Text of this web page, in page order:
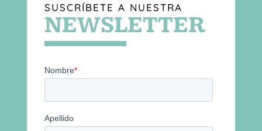
SUSCRÍBETE A NUESTRA
NEWSLETTER